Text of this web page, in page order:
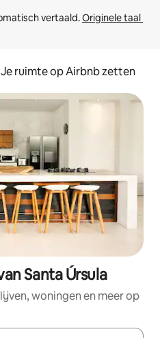
vertaald. Originele taal
Je ruimte op Airbnb zetten
Santa Úrsula
woningen en meer op